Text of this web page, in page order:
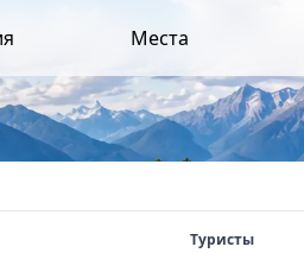
Места
Туристы